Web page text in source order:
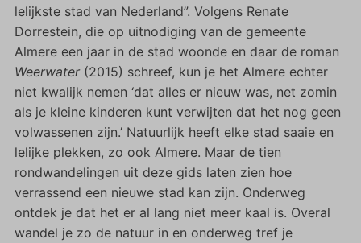
lelijkste stad van Nederland”. Volgens Renate
Dorrestein, die op uitnodiging van de gemeente
Almere een jaar in de stad woonde en daar de roman
Weerwater (2015) schreef, kun je het Almere echter
niet kwalijk nemen ‘dat alles er nieuw was, net zomin
als je kleine kinderen kunt verwijten dat het nog geen
volwassenen zijn.’ Natuurlijk heeft elke stad saaie en
lelijke plekken, zo ook Almere. Maar de tien
rondwandelingen uit deze gids laten zien hoe
verrassend een nieuwe stad kan zijn. Onderweg
ontdek je dat het er al lang niet meer kaal is. Overal
wandel je zo de natuur in en onderweg tref je